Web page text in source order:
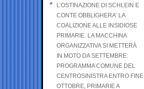
L’OSTINAZIONE DI SCHLEIN E
CONTE OBBLIGHERA’ LA
COALIZIONE ALLE INSIDIOSE
PRIMARIE. LA MACCHINA
ORGANIZZATIVA SI METTERÀ
IN MOTO DA SETTEMBRE:
PROGRAMMA COMUNE DEL
CENTROSINISTRA ENTRO FINE
OTTOBRE, PRIMARIE A